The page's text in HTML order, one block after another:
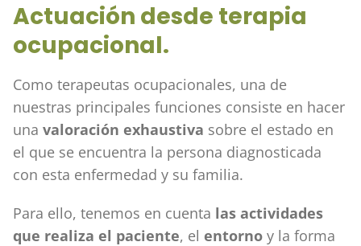
Actuación desde terapia
ocupacional.
Como terapeutas ocupacionales, una de
nuestras principales funciones consiste en hacer
una valoración exhaustiva sobre el estado en
el que se encuentra la persona diagnosticada
con esta enfermedad y su familia.
Para ello, tenemos en cuenta las actividades
que realiza el paciente, el entorno y la forma